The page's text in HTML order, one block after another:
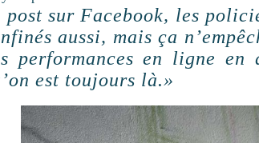
post sur Facebook, les
aussi, mais ça
performances en ligne
est toujours là.»